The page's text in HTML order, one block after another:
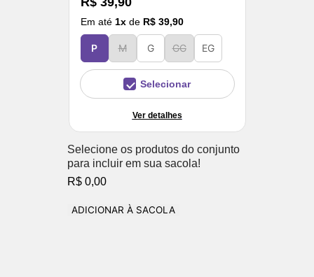
Em até 1x de R$ 39,90
P M G GG EG
Selecionar
Ver detalhes
Selecione os produtos do conjunto
para incluir em sua sacola!
R$ 0,00
ADICIONAR À SACOLA